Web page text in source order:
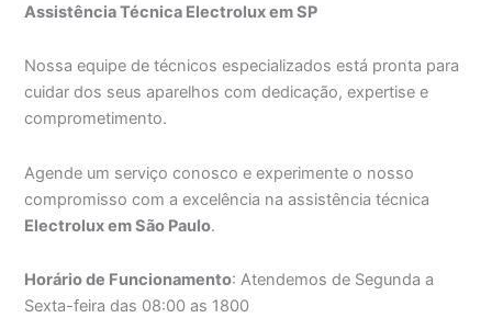
Assistência Técnica Electrolux em SP
Nossa equipe de técnicos especializados está pronta para
cuidar dos seus aparelhos com dedicação, expertise e
comprometimento.
Agende um serviço conosco e experimente o nosso
compromisso com a excelência na assistência técnica
Electrolux em São Paulo.
Horário de Funcionamento: Atendemos de Segunda a
Sexta-feira das 08:00 as 1800